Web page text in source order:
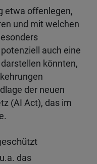
etwa offenlegen,
und mit welchen
auch eine
könnten,
der neuen
(AI Act), das im
das